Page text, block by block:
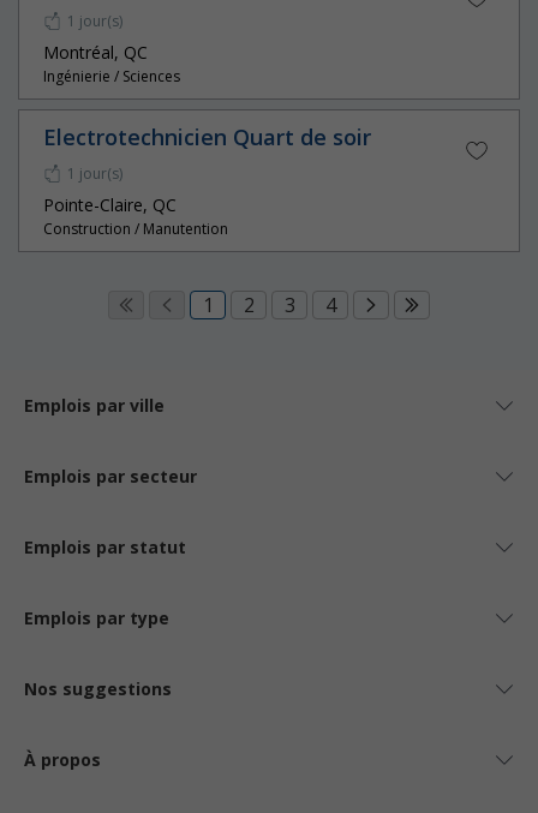
1 jour(s)
Montréal, QC
Ingénierie / Sciences
Electrotechnicien Quart de soir
1 jour(s)
Pointe-Claire, QC
Construction / Manutention
1 2 3 4
Emplois par ville
Emplois par secteur
Emplois par statut
Emplois par type
Nos suggestions
À propos